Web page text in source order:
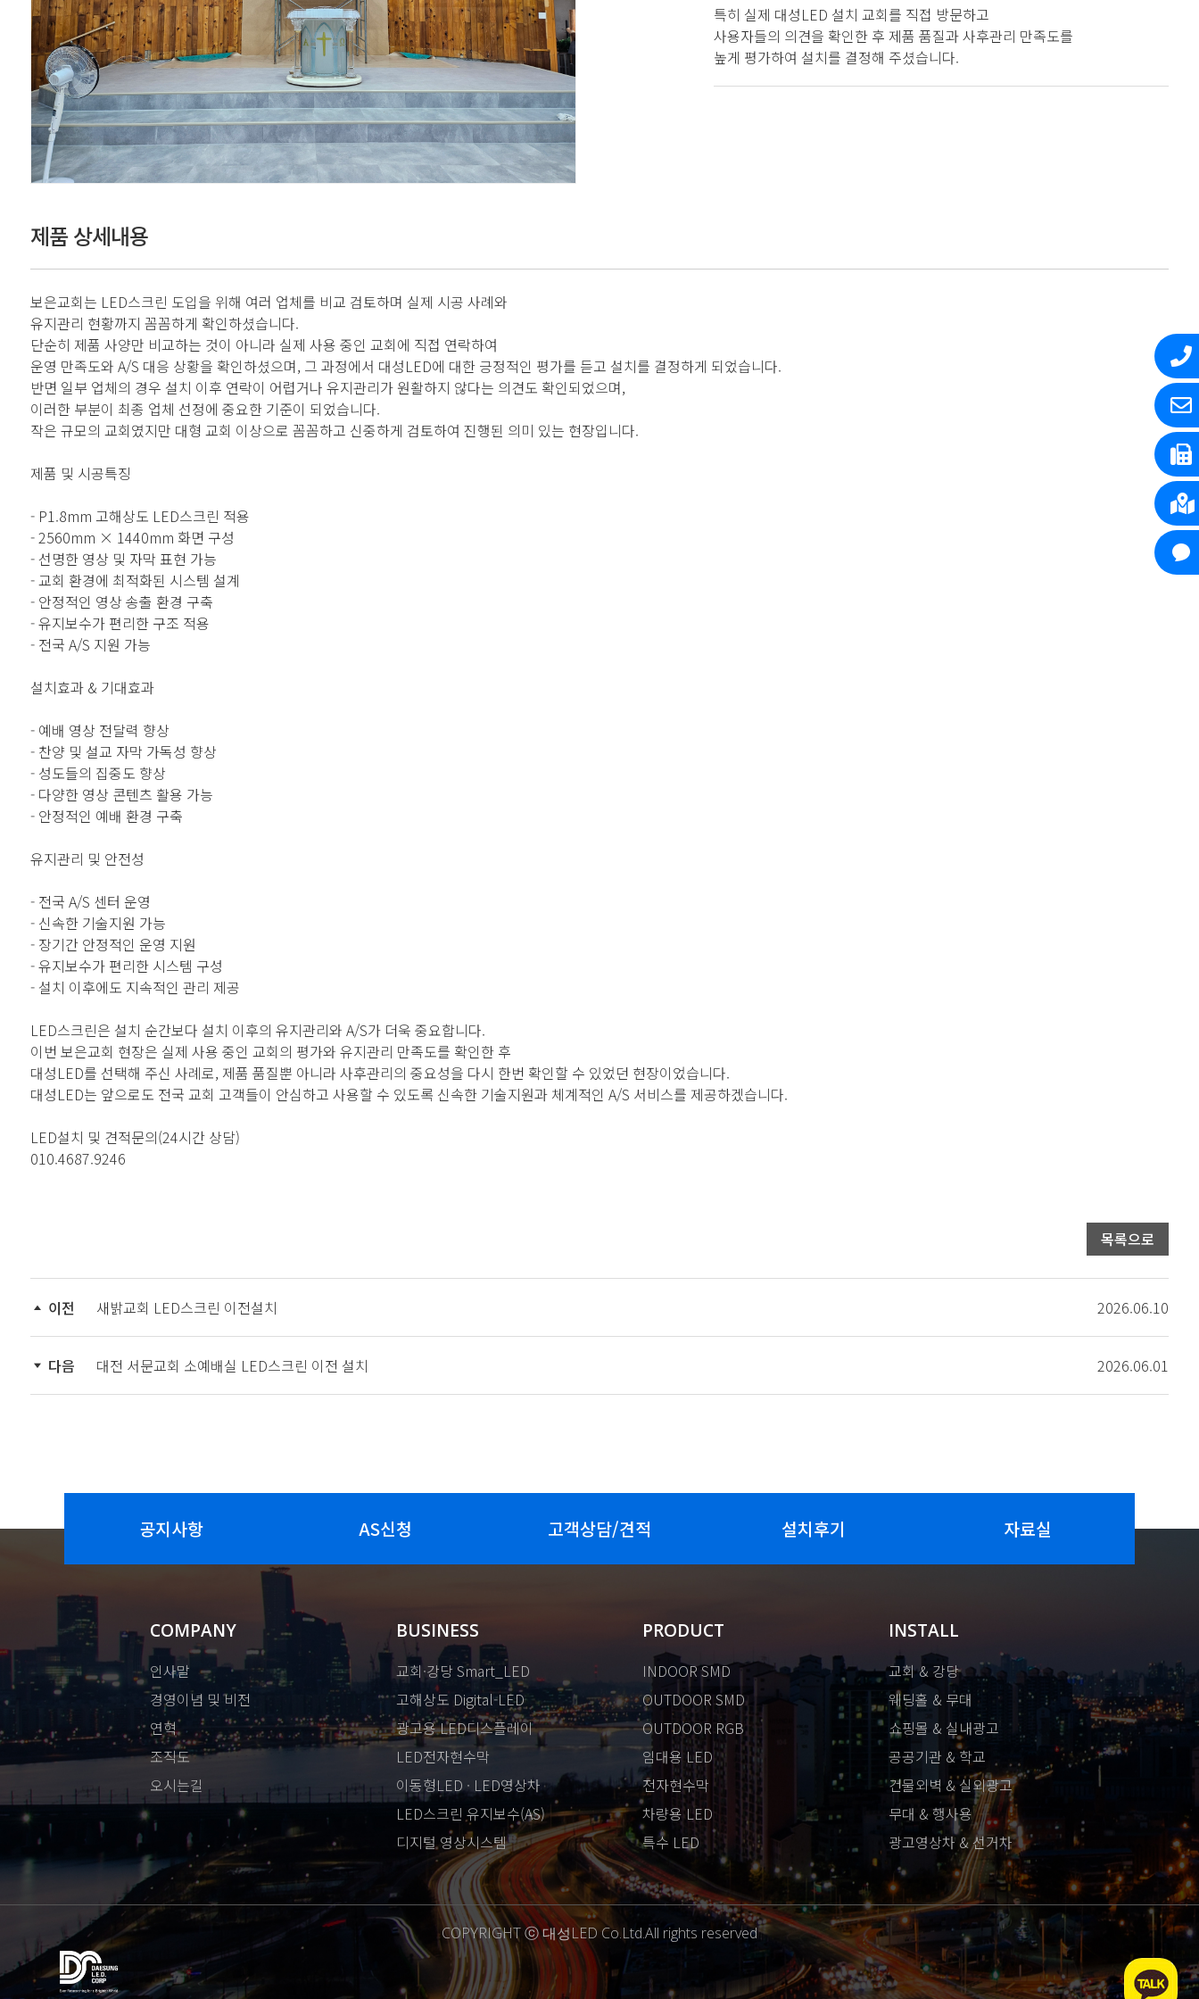
특히 실제 대성LED 설치 교회를 직접 방문하고
사용자들의 의견을 확인한 후 제품 품질과 사후관리 만족도를
높게 평가하여 설치를 결정해 주셨습니다.
제품 상세내용
보은교회는 LED스크린 도입을 위해 여러 업체를 비교 검토하며 실제 시공 사례와
유지관리 현황까지 꼼꼼하게 확인하셨습니다.
단순히 제품 사양만 비교하는 것이 아니라 실제 사용 중인 교회에 직접 연락하여
운영 만족도와 A/S 대응 상황을 확인하셨으며, 그 과정에서 대성LED에 대한 긍정적인 평가를 듣고 설치를 결정하게 되었습니다.
반면 일부 업체의 경우 설치 이후 연락이 어렵거나 유지관리가 원활하지 않다는 의견도 확인되었으며,
이러한 부분이 최종 업체 선정에 중요한 기준이 되었습니다.
작은 규모의 교회였지만 대형 교회 이상으로 꼼꼼하고 신중하게 검토하여 진행된 의미 있는 현장입니다.
제품 및 시공특징
- P1.8mm 고해상도 LED스크린 적용
- 2560mm × 1440mm 화면 구성
- 선명한 영상 및 자막 표현 가능
- 교회 환경에 최적화된 시스템 설계
- 안정적인 영상 송출 환경 구축
- 유지보수가 편리한 구조 적용
- 전국 A/S 지원 가능
설치효과 & 기대효과
- 예배 영상 전달력 향상
- 찬양 및 설교 자막 가독성 향상
- 성도들의 집중도 향상
- 다양한 영상 콘텐츠 활용 가능
- 안정적인 예배 환경 구축
유지관리 및 안전성
- 전국 A/S 센터 운영
- 신속한 기술지원 가능
- 장기간 안정적인 운영 지원
- 유지보수가 편리한 시스템 구성
- 설치 이후에도 지속적인 관리 제공
LED스크린은 설치 순간보다 설치 이후의 유지관리와 A/S가 더욱 중요합니다.
이번 보은교회 현장은 실제 사용 중인 교회의 평가와 유지관리 만족도를 확인한 후
대성LED를 선택해 주신 사례로, 제품 품질뿐 아니라 사후관리의 중요성을 다시 한번 확인할 수 있었던 현장이었습니다.
대성LED는 앞으로도 전국 교회 고객들이 안심하고 사용할 수 있도록 신속한 기술지원과 체계적인 A/S 서비스를 제공하겠습니다.
LED설치 및 견적문의(24시간 상담)
010.4687.9246
목록으로
이전 새밝교회 LED스크린 이전설치 2026.06.10
다음 대전 서문교회 소예배실 LED스크린 이전 설치 2026.06.01
공지사항 AS신청 고객상담/견적 설치후기 자료실
COMPANY
인사말
경영이념 및 비전
연혁
조직도
오시는길
BUSINESS
교회·강당 Smart_LED
고해상도 Digital-LED
광고용 LED디스플레이
LED전자현수막
이동형LED · LED영상차
LED스크린 유지보수(AS)
디지털 영상시스템
PRODUCT
INDOOR SMD
OUTDOOR SMD
OUTDOOR RGB
임대용 LED
전자현수막
차량용 LED
특수 LED
INSTALL
교회 & 강당
웨딩홀 & 무대
쇼핑몰 & 실내광고
공공기관 & 학교
건물외벽 & 실외광고
무대 & 행사용
광고영상차 & 선거차
COPYRIGHT ⓒ 대성LED Co.Ltd.All rights reserved